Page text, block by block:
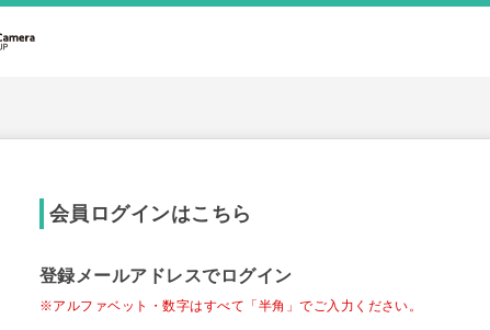
会員ログインはこちら
登録メールアドレスでログイン
※アルファベット・数字はすべて「半角」でご入力ください。